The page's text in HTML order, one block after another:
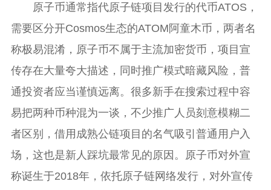
原子币通常指代原子链项目发行的代币ATOS，
需要区分开Cosmos生态的ATOM阿童木币，两者名
称极易混淆，原子币不属于主流加密货币，项目宣
传存在大量夸大描述，同时推广模式暗藏风险，普
通投资者应当谨慎远离。很多新手在搜索过程中容
易把两种币种混为一谈，不少推广人员刻意模糊二
者区别，借用成熟公链项目的名气吸引普通用户入
场，这也是新人踩坑最常见的原因。原子币对外宣
称诞生于2018年，依托原子链网络发行，对外宣传